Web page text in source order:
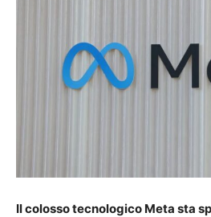
Il colosso tecnologico Meta sta